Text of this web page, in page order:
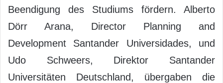
Beendigung des Studiums fördern. Alberto
Dörr Arana, Director Planning and
Development Santander Universidades, und
Udo Schweers, Direktor Santander
Universitäten Deutschland, übergaben die